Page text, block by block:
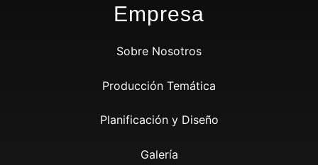
Empresa
Sobre Nosotros
Producción Temática
Planificación y Diseño
Galería